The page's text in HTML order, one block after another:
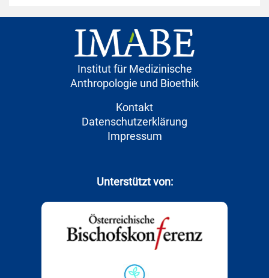
Institut für Medizinische
Anthropologie und Bioethik
Kontakt
Datenschutzerklärung
Impressum
Unterstützt von: